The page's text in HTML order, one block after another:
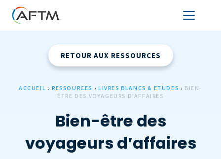
RETOUR AUX RESSOURCES
ACCUEIL › RESSOURCES › LIVRES BLANCS & ETUDES › BIEN-
ÊTRE DES VOYAGEURS D’AFFAIRES
Bien-être des
voyageurs d’affaires